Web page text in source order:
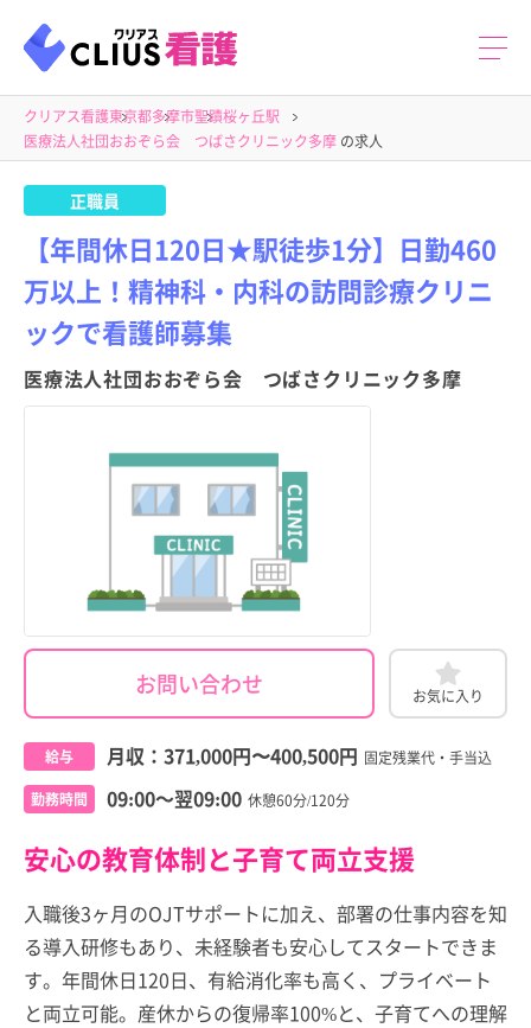
クリアス看護東京都多摩市聖蹟桜ヶ丘駅
医療法人社団おおぞら会 つばさクリニック多摩 の求人
正職員
【年間休日120日★駅徒歩1分】日勤460
万以上！精神科・内科の訪問診療クリニ
ックで看護師募集
医療法人社団おおぞら会 つばさクリニック多摩
お問い合わせ お気に入り
給与 月収： 371,000円〜400,500円 固定残業代・手当込
勤務時間 09:00～翌09:00 休憩60分/120分
安心の教育体制と子育て両立支援
入職後3ヶ月のOJTサポートに加え、部署の仕事内容を知
る導入研修もあり、未経験者も安心してスタートできま
す。年間休日120日、有給消化率も高く、プライベート
と両立可能。産休からの復帰率100%と、子育てへの理解